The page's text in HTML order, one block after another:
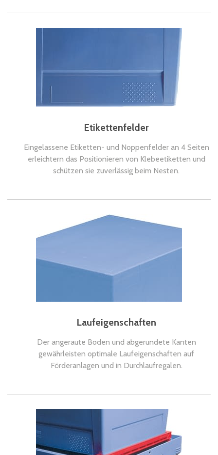
Etikettenfelder
Eingelassene Etiketten- und Noppenfelder an 4 Seiten
erleichtern das Positionieren von Klebeetiketten und
schützen sie zuverlässig beim Nesten.
Laufeigenschaften
Der angeraute Boden und abgerundete Kanten
gewährleisten optimale Laufeigenschaften auf
Förderanlagen und in Durchlaufregalen.